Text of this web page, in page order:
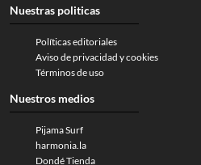
Nuestras politicas
Políticas editoriales
Aviso de privacidad y cookies
Términos de uso
Nuestros medios
Pijama Surf
harmonia.la
Dondé Tienda